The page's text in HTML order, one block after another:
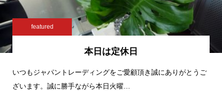
featured
本日は定休日
いつもジャパントレーディングをご愛顧頂き誠にありがとうご
ざいます。誠に勝手ながら本日火曜…